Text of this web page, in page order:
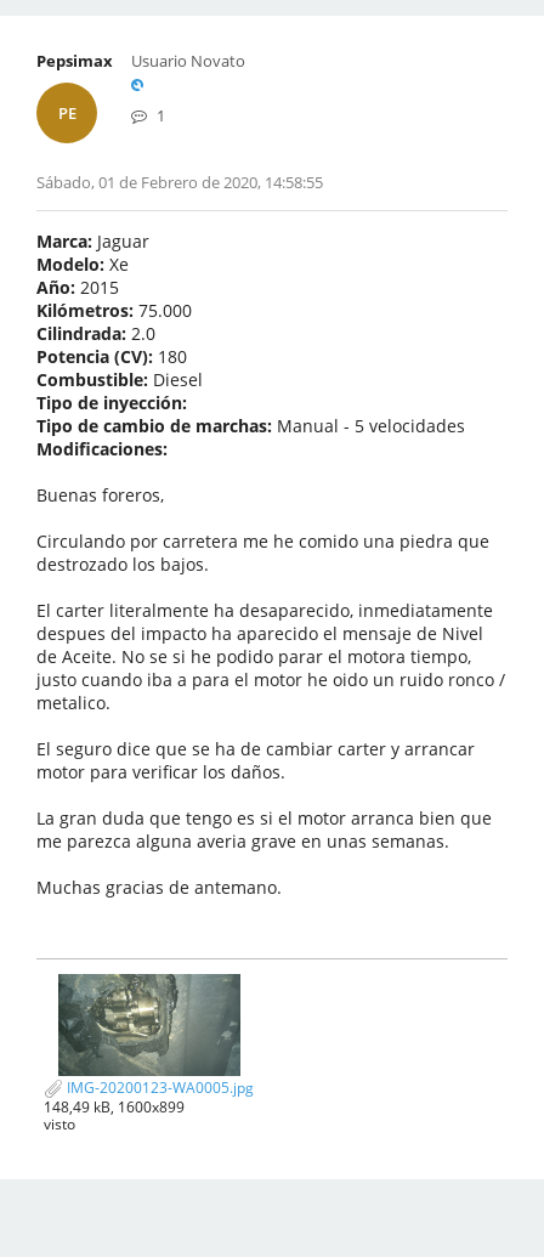
Pepsimax
PE
Usuario Novato
1
Sábado, 01 de Febrero de 2020, 14:58:55
Marca: Jaguar
Modelo: Xe
Año: 2015
Kilómetros: 75.000
Cilindrada: 2.0
Potencia (CV): 180
Combustible: Diesel
Tipo de inyección:
Tipo de cambio de marchas: Manual - 5 velocidades
Modificaciones:
Buenas foreros,
Circulando por carretera me he comido una piedra que
destrozado los bajos.
El carter literalmente ha desaparecido, inmediatamente
despues del impacto ha aparecido el mensaje de Nivel
de Aceite. No se si he podido parar el motora tiempo,
justo cuando iba a para el motor he oido un ruido ronco /
metalico.
El seguro dice que se ha de cambiar carter y arrancar
motor para verificar los daños.
La gran duda que tengo es si el motor arranca bien que
me parezca alguna averia grave en unas semanas.
Muchas gracias de antemano.
IMG-20200123-WA0005.jpg
148,49 kB, 1600x899
visto